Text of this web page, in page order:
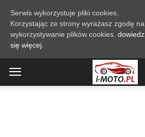
Serwis wykorzystuje pliki cookies.
Korzystając ze strony wyrażasz zgodę na
wykorzystywanie plików cookies. dowiedz
się więcej.